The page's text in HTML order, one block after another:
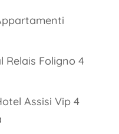
Foligno 4
Assisi Vip 4